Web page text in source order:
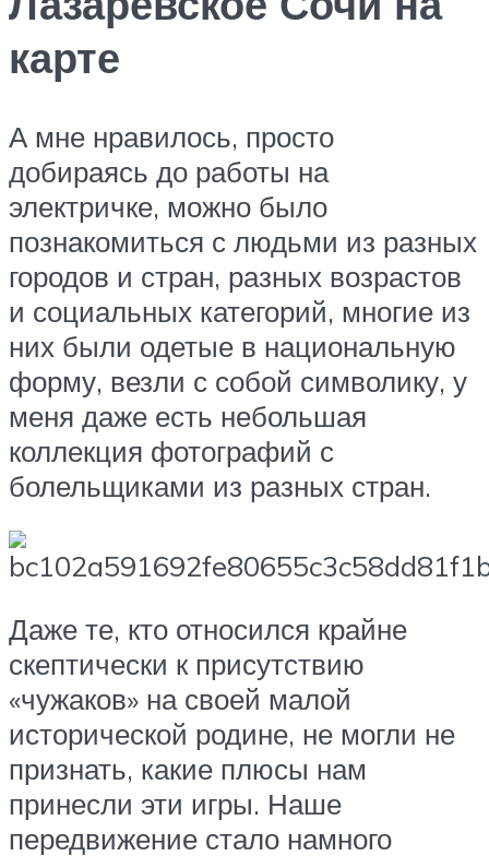
карте
А мне нравилось, просто
добираясь до работы на
электричке, можно было
познакомиться с людьми из разных
городов и стран, разных возрастов
и социальных категорий, многие из
них были одетые в национальную
форму, везли с собой символику, у
меня даже есть небольшая
коллекция фотографий с
болельщиками из разных стран.
Даже те, кто относился крайне
скептически к присутствию
«чужаков» на своей малой
исторической родине, не могли не
признать, какие плюсы нам
принесли эти игры. Наше
передвижение стало намного